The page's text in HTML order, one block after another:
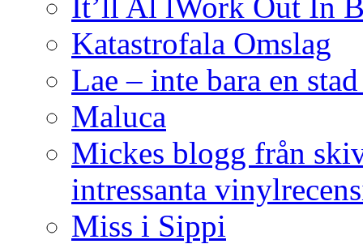
Katastrofala Omslag
Lae – inte bara en
Maluca
Mickes blogg från
intressanta
Miss i Sippi